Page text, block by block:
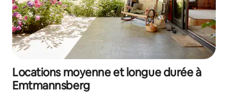
Locations moyenne et longue durée à
Emtmannsberg